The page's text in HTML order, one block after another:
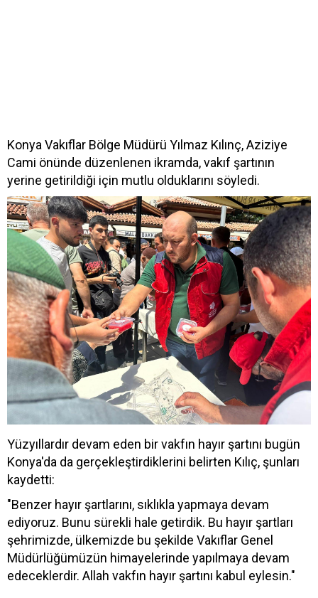
Konya Vakıflar Bölge Müdürü Yılmaz Kılınç, Aziziye
Cami önünde düzenlenen ikramda, vakıf şartının
yerine getirildiği için mutlu olduklarını söyledi.
Yüzyıllardır devam eden bir vakfın hayır şartını bugün
Konya'da da gerçekleştirdiklerini belirten Kılıç, şunları
kaydetti:
"Benzer hayır şartlarını, sıklıkla yapmaya devam
ediyoruz. Bunu sürekli hale getirdik. Bu hayır şartları
şehrimizde, ülkemizde bu şekilde Vakıflar Genel
Müdürlüğümüzün himayelerinde yapılmaya devam
edeceklerdir. Allah vakfın hayır şartını kabul eylesin."